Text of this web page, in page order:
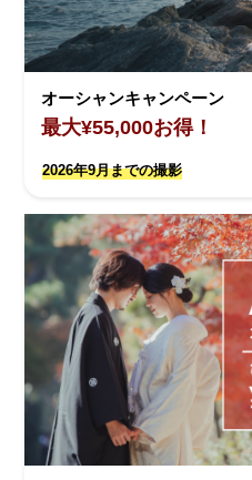
オーシャンキャンペーン
最大¥55,000お得！
2026年9月までの撮影